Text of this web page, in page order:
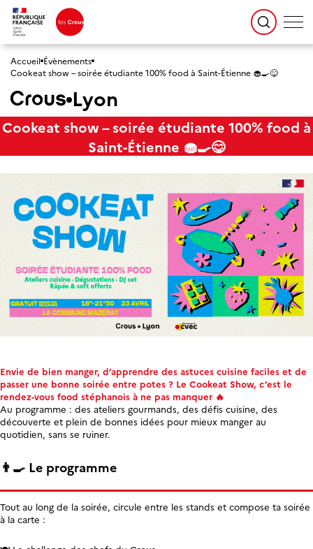
Accueil Évènements
Cookeat show – soirée étudiante 100% food à Saint-Étienne 🧁🍳😋
Lyon
Cookeat show – soirée étudiante 100% food à
Saint-Étienne 🧁🍳😋
Envie de bien manger, d’apprendre des astuces cuisine faciles et de
passer une bonne soirée entre potes ? Le Cookeat Show, c’est le
rendez-vous food stéphanois à ne pas manquer 🔥
Au programme : des ateliers gourmands, des défis cuisine, des
découverte et plein de bonnes idées pour mieux manger au
quotidien, sans se ruiner.
👨‍🍳 Le programme
Tout au long de la soirée, circule entre les stands et compose ta soirée
à la carte :